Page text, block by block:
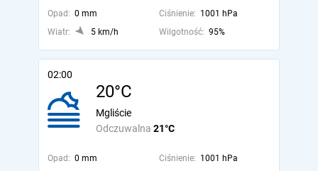
Opad: 0 mm Ciśnienie: 1001 hPa
Wiatr:
5 km/h Wilgotność: 95%
02:00
20°C
Odczuwalna 21°C
Mgliście
Opad: 0 mm Ciśnienie: 1001 hPa